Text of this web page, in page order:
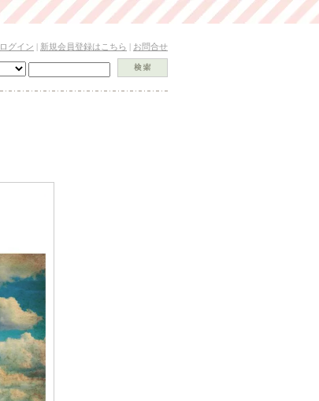
ログイン | 新規会員登録はこちら | お問合せ